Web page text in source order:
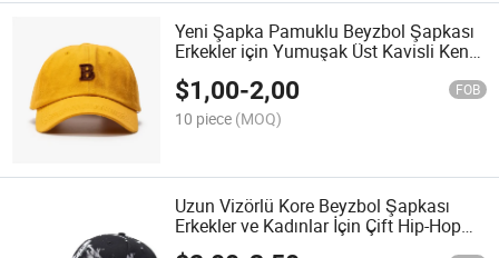
Yeni Şapka Pamuklu Beyzbol Şapkası
Erkekler için Yumuşak Üst Kavisli Kenar
Güneş Şapkası Kadınlar için Spor
Rahat Tepeli Şapka
$1,00-2,00 FOB
10 piece (MOQ)
Uzun Vizörlü Kore Beyzbol Şapkası
Erkekler ve Kadınlar İçin Çift Hip-Hop
Tepeli Şapka Güneş Şapkası